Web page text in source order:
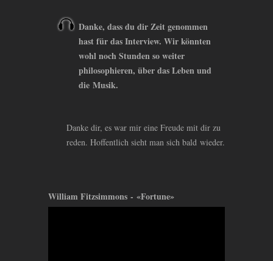
Danke, dass du dir Zeit genommen
hast für das Interview. Wir könnten
wohl noch Stunden so weiter
philosophieren, über das Leben und
die Musik.
Danke dir, es war mir eine Freude mit dir zu
reden. Hoffentlich sieht man sich bald wieder.
William Fitzsimmons - «Fortune»